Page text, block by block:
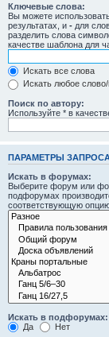
Ключевые слова:
Вы можете
результатах, и - для
разделить слова
качестве шаблона для
Искать все слова
Искать любое
Поиск по автору:
Используйте * в
ПАРАМЕТРЫ
Искать в форумах:
Выберите форум или
подфорумах
соответствующую
Искать в подфорумах:
Да
Нет